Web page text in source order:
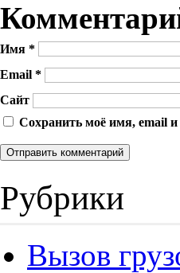
Имя *
Email *
Сайт
Сохранить моё имя, email и
Рубрики
Вызов